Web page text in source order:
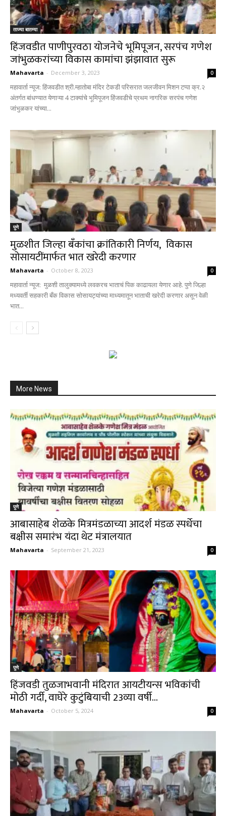
ताज्या बातम्या
हिंजवडीत पाणीपुरवठा योजनेचे भूमिपूजन, सरपंच गणेश
जांभुळकरांच्या विकास कामांचा झंझावात सुरू
Mahavarta - December 3, 2023 0
महावार्ता न्यूज: हिंजवडीत श्री.म्हातोबा मंदिर टेकडी परिसरात जलजीवन मिशन टप्पा क्र.२
अंतर्गत बांधण्यात येणाऱ्या 4 टाक्यांचे भूमिपूजन हिंजवडीचे प्रथम नागरिक सरपंच गणेश
जांभुळकर यांच्या...
पुणे
मुळशीत जिल्हा बँकांचा क्रांतिकारी निर्णय, विकास
सोसायटींमार्फत भात खरेदी करणार
Mahavarta - October 8, 2023 0
महावार्ता न्यूज: मुळशी तालुक्यामध्ये लवकरच भाताचं पिक काढायला येणार आहे. पुणे जिल्हा
मध्यवर्ती सहकारी बँक विकास सोसायट्यांच्या माध्यमातून भाताची खरेदी करणार असून वेळी
भात...
More News
पुणे
आबासाहेब शेळके मित्रमंडळाच्या आदर्श मंडळ स्पर्धेचा
बक्षीस समारंभ यंदा थेट मंत्रालयात
Mahavarta - September 21, 2023 0
पुणे
हिंजवडी तुळजाभवानी मंदिरात आयटीयन्स भविकांची
मोठी गर्दी, वाघेरे कुटुंबियाची 23व्या वर्षी...
Mahavarta - October 5, 2024 0